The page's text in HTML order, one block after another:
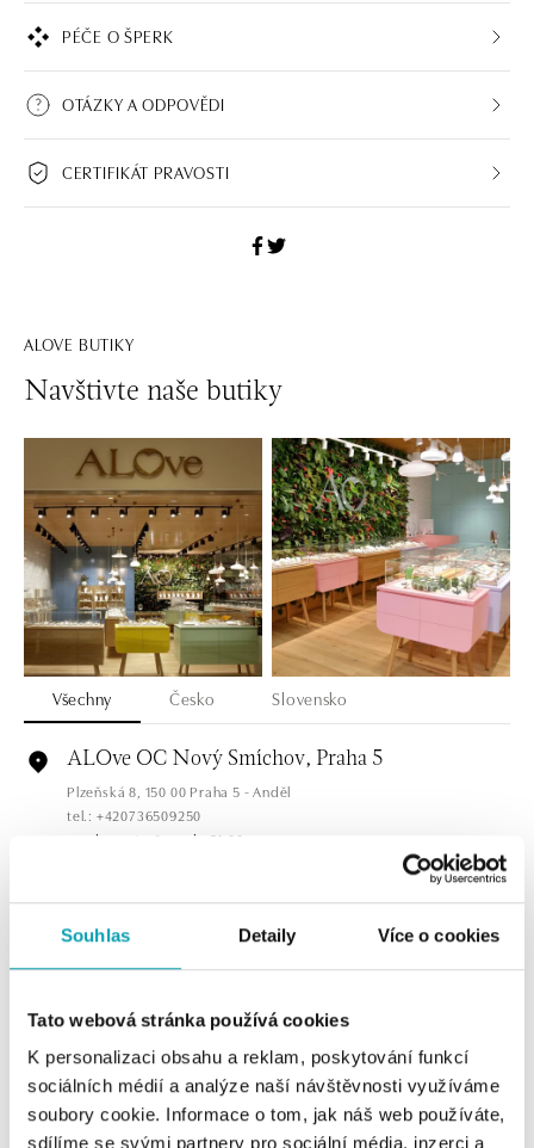
Souhlas Detaily Více o cookies
Tato webová stránka používá cookies
K personalizaci obsahu a reklam, poskytování funkcí
sociálních médií a analýze naší návštěvnosti využíváme
soubory cookie. Informace o tom, jak náš web používáte,
sdílíme se svými partnery pro sociální média, inzerci a
PÉČE O ŠPERK
OTÁZKY A ODPOVĚDI
CERTIFIKÁT PRAVOSTI
ALOVE BUTIKY
Navštivte naše butiky
Všechny Česko Slovensko
ALOve OC Nový Smíchov, Praha 5
Plzeňská 8, 150 00 Praha 5 - Anděl
tel.: +420736509250
dnes otevřeno do 21:00
ALOve OC Olympia, Brno
U Dálnice 777, 664 42 Brno
ALOve Westfield Černý most, Praha 9
Chlumecká 765/6, 198 19 Praha 9
tel.: +420735703904